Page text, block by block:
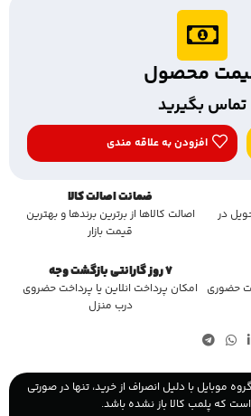
محصول
تماس بگیرید
افزودن به علاقه مندی
در
ضمانت اصالت کالا
اصالت کالاها از برترین برندها و بهترین
قیمت بازار
حضوری
7 روز گارانتی بازگشت وجه
امکان پرداخت انلاین یا پرداخت حضروی
درب منزل
موبایل با دلیل انصراف از خرید، تنها در صورتی
که پلمب کالا باز نشده باشد.